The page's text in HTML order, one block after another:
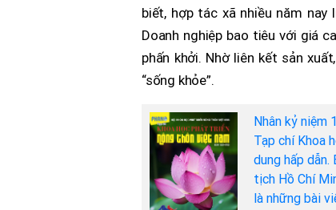
biết, hợp tác xã nhiều năm nay
Doanh nghiệp bao tiêu với giá
phấn khởi. Nhờ liên kết sản
“sống khỏe”.
Nhân kỷ
Tạp chí Khoa
dung hấp
tịch Hồ Chí
là những bài